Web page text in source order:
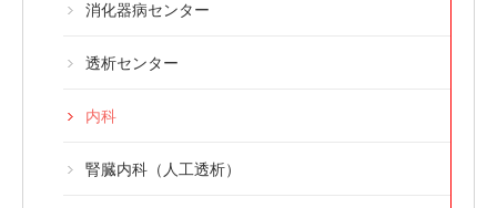
消化器病センター
透析センター
内科
腎臓内科（人工透析）